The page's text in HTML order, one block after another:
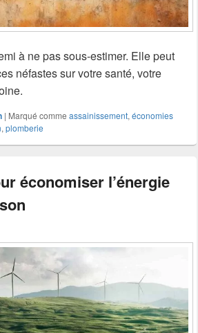
à ne pas sous-estimer. Elle peut
néfastes sur votre santé, votre
| Marqué comme assainissement, économies
, plomberie
économiser l’énergie